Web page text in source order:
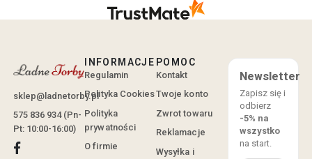
sklep@ladnetorby.pl
575 836 934 (Pn-
Pt: 10:00-16:00)
INFORMACJE
Regulamin
Polityka Cookies
Polityka
prywatności
O firmie
POMOC
Kontakt
Twoje konto
Zwrot towaru
Reklamacje
Wysyłka i
Newsletter
Zapisz się i
odbierz
-5% na
wszystko
na start.